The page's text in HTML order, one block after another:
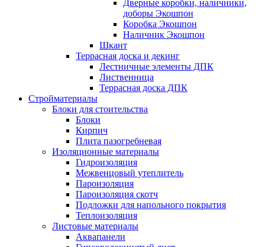
Дверные коробки, наличники,
доборы Экошпон
Коробка Экошпон
Наличник Экошпон
Шкант
Террасная доска и декинг
Лестничные элементы ДПК
Лиственница
Террасная доска ДПК
Стройматериалы
Блоки для стоительства
Блоки
Кирпич
Плита пазогребневая
Изоляционные материалы
Гидроизоляция
Межвенцовый утеплитель
Пароизоляция
Пароизоляция скотч
Подложки для напольного покрытия
Теплоизоляция
Листовые материалы
Аквапанели